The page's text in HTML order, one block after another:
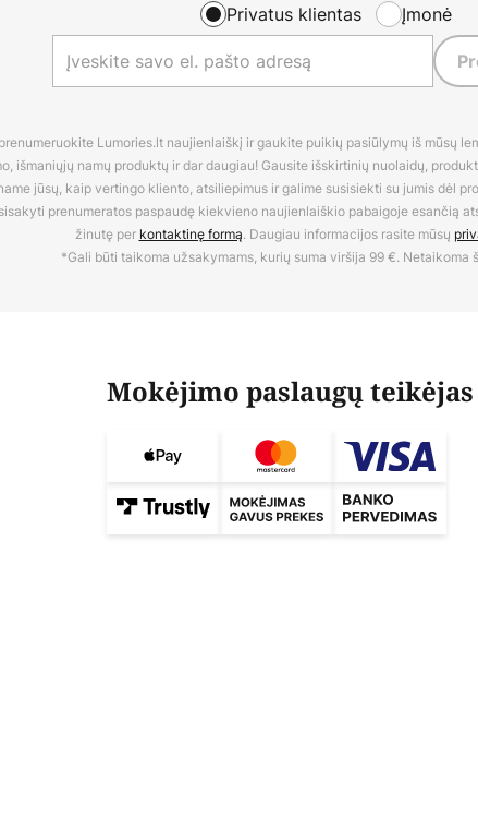
Privatus klientas Įmonė
Lumories.lt naujienlaiškį ir gaukite puikių pasiūlymų iš mūsų
išmaniųjų namų produktų ir dar daugiau! Gausite išskirtinių nuolaidų,
jūsų, kaip vertingo kliento, atsiliepimus ir galime susisiekti su jumis dėl
prenumeratos paspaudę kiekvieno naujienlaiškio pabaigoje esančią
žinutę per kontaktinę formą. Daugiau informacijos rasite mūsų
*Gali būti taikoma užsakymams, kurių suma viršija 99 €. Netaikoma
Mokėjimo paslaugų teikėjas